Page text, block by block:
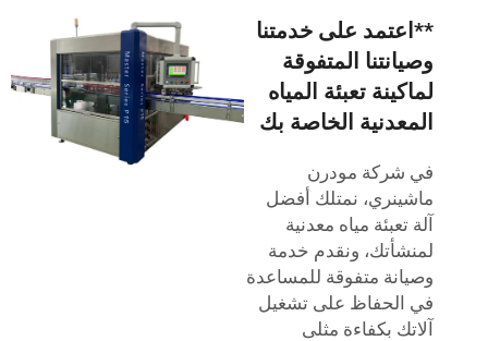
**اعتمد على خدمتنا
وصيانتنا المتفوقة
لماكينة تعبئة المياه
المعدنية الخاصة بك
في شركة مودرن
ماشينري، نمتلك أفضل
آلة تعبئة مياه معدنية
لمنشأتك، ونقدم خدمة
وصيانة متفوقة للمساعدة
في الحفاظ على تشغيل
آلاتك بكفاءة مثلى